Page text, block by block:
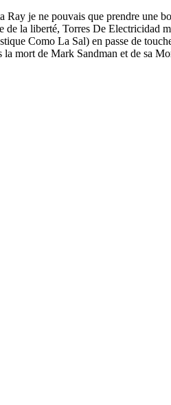
je ne pouvais que prendre une
la liberté, Torres De Electricidad
Como La Sal) en passe de
mort de Mark Sandman et de sa